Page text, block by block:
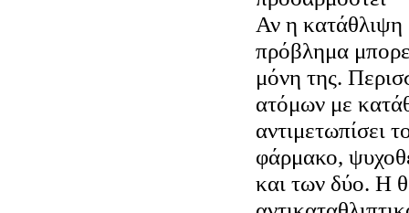
Αν η κατάθλιψη
πρόβλημα
μόνη της.
ατόμων με
αντιμετωπίσει
φάρμακο,
και των δύο. Η